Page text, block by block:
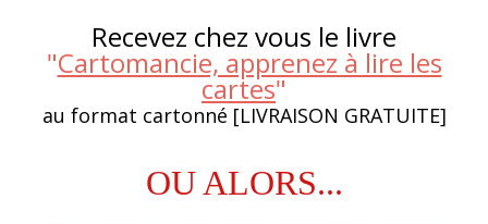
Recevez chez vous le livre
"Cartomancie, apprenez à lire les
cartes"
au format cartonné [LIVRAISON GRATUITE]
OU ALORS...